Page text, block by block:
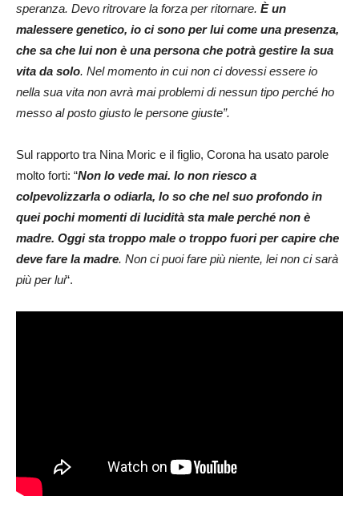
speranza. Devo ritrovare la forza per ritornare. È un
malessere genetico, io ci sono per lui come una presenza,
che sa che lui non è una persona che potrà gestire la sua
vita da solo. Nel momento in cui non ci dovessi essere io
nella sua vita non avrà mai problemi di nessun tipo perché ho
messo al posto giusto le persone giuste”.
Sul rapporto tra Nina Moric e il figlio, Corona ha usato parole
molto forti: “Non lo vede mai. Io non riesco a
colpevolizzarla o odiarla, lo so che nel suo profondo in
quei pochi momenti di lucidità sta male perché non è
madre. Oggi sta troppo male o troppo fuori per capire che
deve fare la madre. Non ci puoi fare più niente, lei non ci sarà
più per lui“.